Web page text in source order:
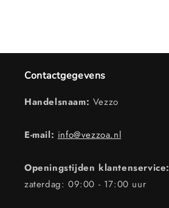
Contactgegevens
Handelsnaam: Vezzo
E-mail: info@vezzoa.nl
Openingstijden klantenservice:
zaterdag: 09:00 - 17:00 uur